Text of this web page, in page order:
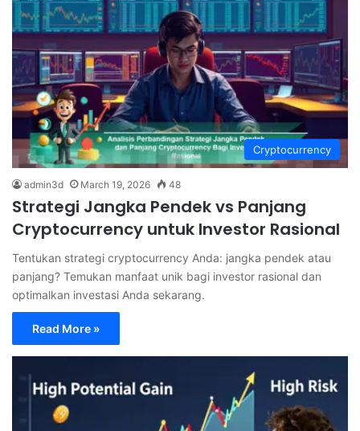
Cryptocurrency
admin3d March 19, 2026 48
Strategi Jangka Pendek vs Panjang
Cryptocurrency untuk Investor Rasional
Tentukan strategi cryptocurrency Anda: jangka pendek atau
panjang? Temukan manfaat unik bagi investor rasional dan
optimalkan investasi Anda sekarang.
Read More »